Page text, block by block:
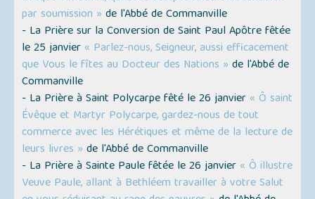
par soumission » de l'Abbé de Commanville
- La Prière sur la Conversion de Saint Paul Apôtre fêtée
le 25 janvier « Parlez-nous, Seigneur, aussi efficacement
que Vous le fîtes au Docteur des Nations » de l'Abbé de
Commanville
- La Prière à Saint Polycarpe fêté le 26 janvier « Ô saint
Évêque et Martyr Polycarpe, gardez-nous de tout
commerce avec les Hérétiques et même de la lecture de
leurs livres » de l'Abbé de Commanville
- La Prière à Sainte Paule fêtée le 26 janvier « Ô illustre
Veuve Paule, allant à Bethléem travailler à votre Salut